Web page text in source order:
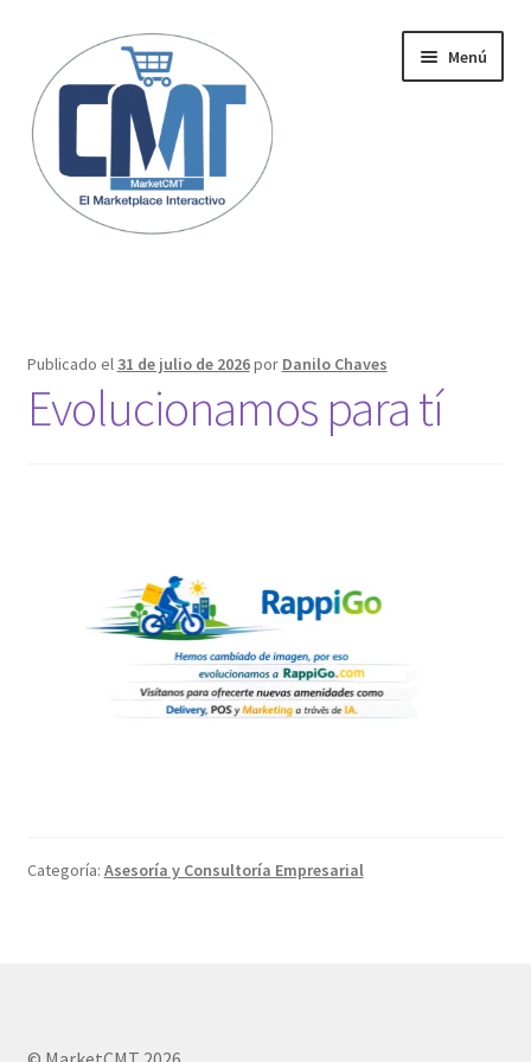
Menú
Publicado el 31 de julio de 2026por Danilo Chaves
Evolucionamos para tí
Categoría: Asesoría y Consultoría Empresarial